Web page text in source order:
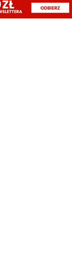
06.08.2026 20:58